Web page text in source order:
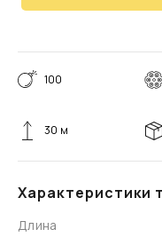
Характеристики
Длина
100
30 м